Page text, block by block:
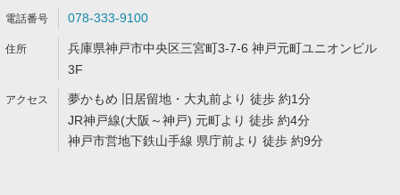
078-333-9100
兵庫県神戸市中央区三宮町3-7-6 神戸元町ユニオンビル
3F
夢かもめ 旧居留地・大丸前より 徒歩 約1分
JR神戸線(大阪～神戸) 元町より 徒歩 約4分
神戸市営地下鉄山手線 県庁前より 徒歩 約9分